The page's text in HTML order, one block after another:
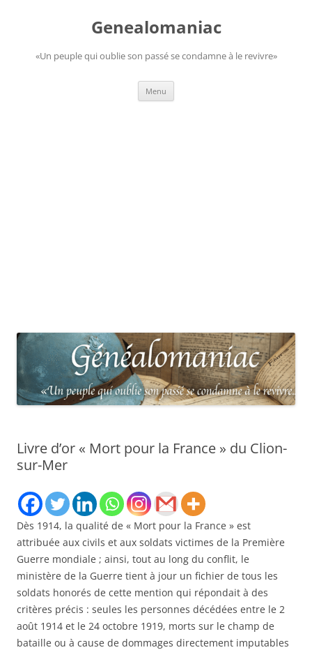
Genealomaniac
«Un peuple qui oublie son passé se condamne à le revivre»
Menu
Livre d’or « Mort pour la France » du Clion-
sur-Mer
Dès 1914, la qualité de « Mort pour la France » est
attribuée aux civils et aux soldats victimes de la Première
Guerre mondiale ; ainsi, tout au long du conflit, le
ministère de la Guerre tient à jour un fichier de tous les
soldats honorés de cette mention qui répondait à des
critères précis : seules les personnes décédées entre le 2
août 1914 et le 24 octobre 1919, morts sur le champ de
bataille ou à cause de dommages directement imputables